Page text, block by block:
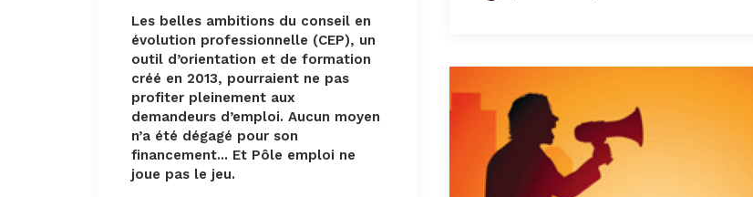
Les belles ambitions du conseil en
évolution professionnelle (CEP), un
outil d’orientation et de formation
créé en 2013, pourraient ne pas
profiter pleinement aux
demandeurs d’emploi. Aucun moyen
n’a été dégagé pour son
financement... Et Pôle emploi ne
joue pas le jeu.